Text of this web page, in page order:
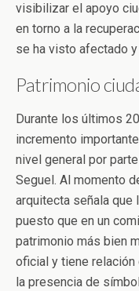
visibilizar el apoyo
en torno a la
se ha visto afectado
Patrimonio
Durante los últimos
incremento
nivel general por
Seguel. Al momento
arquitecta señala que
puesto que en un
patrimonio más bien
oficial y tiene relación
la presencia de